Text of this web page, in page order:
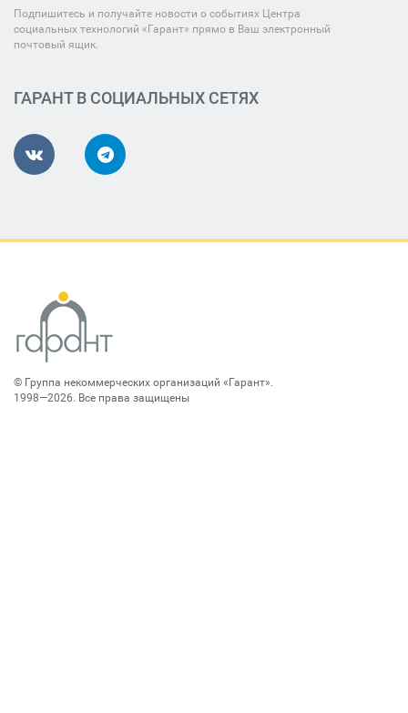
Подпишитесь и получайте новости о событиях Центра
социальных технологий «Гарант» прямо в Ваш электронный
почтовый ящик.
ГАРАНТ В СОЦИАЛЬНЫХ СЕТЯХ
© Группа некоммерческих организаций «Гарант».
1998—2026. Все права защищены